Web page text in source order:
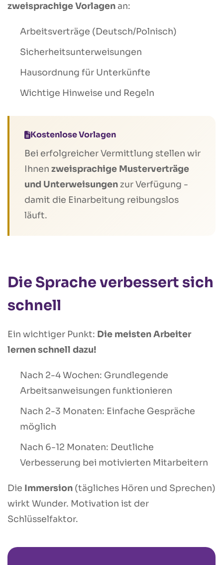
zweisprachige Vorlagen an:
Arbeitsverträge (Deutsch/Polnisch)
Sicherheitsunterweisungen
Hausordnung für Unterkünfte
Wichtige Hinweise und Regeln
Kostenlose Vorlagen
Bei erfolgreicher Vermittlung stellen wir
Ihnen zweisprachige Musterverträge
und Unterweisungen zur Verfügung -
damit die Einarbeitung reibungslos
läuft.
Die Sprache verbessert sich
schnell
Ein wichtiger Punkt: Die meisten Arbeiter
lernen schnell dazu!
Nach 2-4 Wochen: Grundlegende
Arbeitsanweisungen funktionieren
Nach 2-3 Monaten: Einfache Gespräche
möglich
Nach 6-12 Monaten: Deutliche
Verbesserung bei motivierten Mitarbeitern
Die Immersion (tägliches Hören und Sprechen)
wirkt Wunder. Motivation ist der
Schlüsselfaktor.